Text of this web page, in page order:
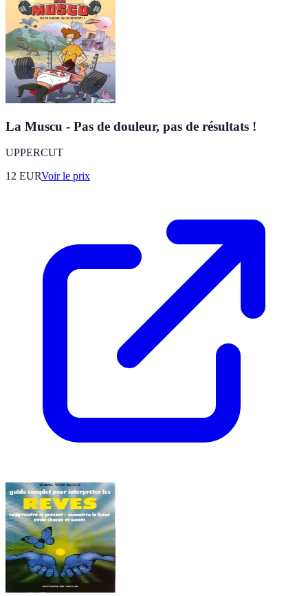
La Muscu - Pas de douleur, pas de résultats !
UPPERCUT
12 EURVoir le prix